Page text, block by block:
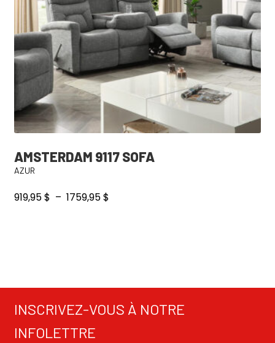
AMSTERDAM 9117 SOFA
AZUR
919,95$ – 1759,95$
INSCRIVEZ-VOUS À NOTRE
INFOLETTRE